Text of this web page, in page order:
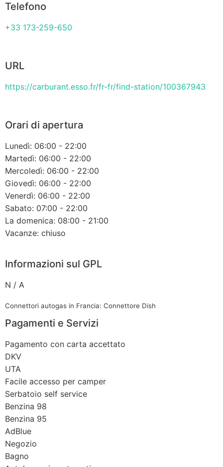
Telefono
+33 173-259-650
URL
https://carburant.esso.fr/fr-fr/find-station/100367943
Orari di apertura
Lunedì: 06:00 - 22:00
Martedì: 06:00 - 22:00
Mercoledì: 06:00 - 22:00
Giovedì: 06:00 - 22:00
Venerdì: 06:00 - 22:00
Sabato: 07:00 - 22:00
La domenica: 08:00 - 21:00
Vacanze: chiuso
Informazioni sul GPL
N / A
Connettori autogas in Francia: Connettore Dish
Pagamenti e Servizi
Pagamento con carta accettato
DKV
UTA
Facile accesso per camper
Serbatoio self service
Benzina 98
Benzina 95
AdBlue
Negozio
Bagno